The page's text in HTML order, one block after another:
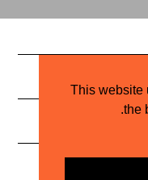
This website
the